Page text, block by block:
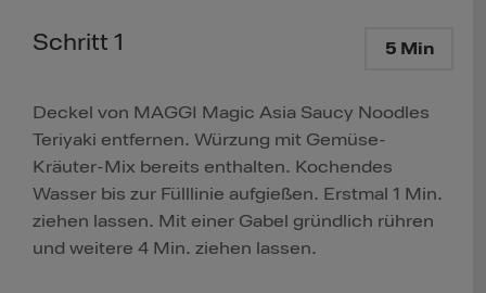
Schritt 1 5 Min
Deckel von MAGGI Magic Asia Saucy Noodles
Teriyaki entfernen. Würzung mit Gemüse-
Kräuter-Mix bereits enthalten. Kochendes
Wasser bis zur Fülllinie aufgießen. Erstmal 1 Min.
ziehen lassen. Mit einer Gabel gründlich rühren
und weitere 4 Min. ziehen lassen.